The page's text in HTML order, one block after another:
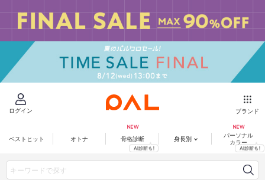
ログイン ブランド
ベストヒット オトナ 骨格診断 身長別
パーソナル
カラー